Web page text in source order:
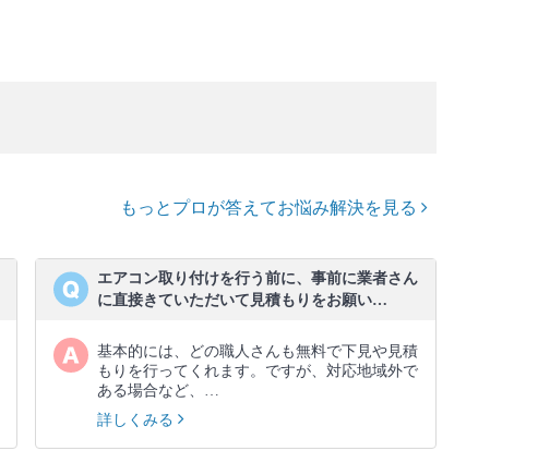
もっとプロが答えてお悩み解決を見る
エアコン取り付けを行う前に、事前に業者さん
に直接きていただいて見積もりをお願い…
基本的には、どの職人さんも無料で下見や見積
もりを行ってくれます。ですが、対応地域外で
ある場合など、…
詳しくみる